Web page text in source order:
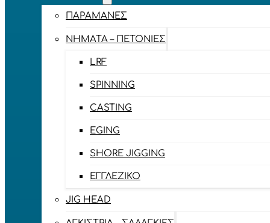
ΠΑΡΑΜΆΝΕΣ
ΝΉΜΑΤΑ – ΠΕΤΟΝΙΈΣ
LRF
SPINNING
CASTING
EGING
SHORE JIGGING
ΕΓΓΛΈΖΙΚΟ
JIG HEAD